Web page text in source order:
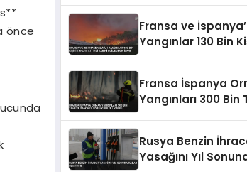
önce
Fransa ve
Yangınlar 130 Bin
Fransa İspanya
Yangınları 300 Bin
Rusya Benzin
Yasağını Yıl